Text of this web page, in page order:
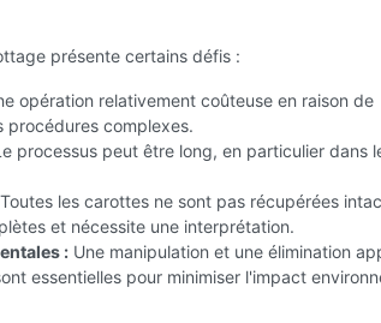
présente certains défis :
opération relativement coûteuse en raison de
procédures complexes.
processus peut être long, en particulier dans
Toutes les carottes ne sont pas récupérées
et nécessite une interprétation.
: Une manipulation et une élimination
essentielles pour minimiser l'impact